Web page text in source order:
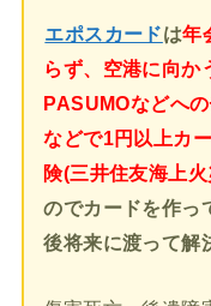
エポスカードは年
らず、空港に向か
PASUMOなどへ
などで1円以上カ
険(三井住友海上
のでカードを作っ
後将来に渡って解